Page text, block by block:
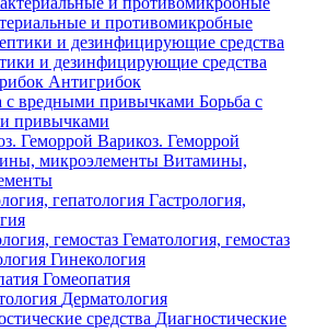
и противомикробные
и дезинфицирующие средства
Антигрибок
Борьба с
привычками
Варикоз. Геморрой
Витамины,
Гастрология,
Гематология, гемостаз
Гинекология
Гомеопатия
Дерматология
Диагностические